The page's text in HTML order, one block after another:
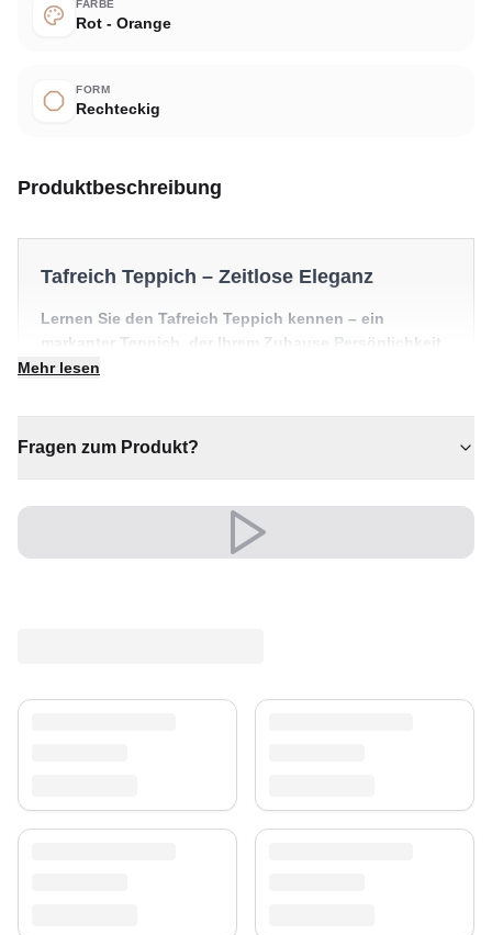
FARBE
Rot - Orange
FORM
Rechteckig
Produktbeschreibung
Tafreich Teppich – Zeitlose Eleganz
Lernen Sie den Tafreich Teppich kennen – ein
markanter Teppich, der Ihrem Zuhause Persönlichkeit
und Wärme schenkt. Ein echtes Herzstück für
✔ Ein markantes Dekostück
✔ Eine bleibende Investition für Ihr Zuhause
✔ Verleiht jedem Raum gemütliche Eleganz
✔ Zeitloses Design für jeden Raum
unsererTeppich-Kollektion
Mehr lesen
Fragen zum Produkt?